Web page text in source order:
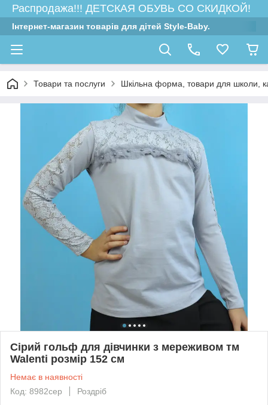
Распродажа!!! ДЕТСКАЯ ОБУВЬ СО СКИДКОЙ!
Інтернет-магазин товарів для дітей Style-Baby.
Товари та послуги Шкільна форма, товари для школи,
Сірий гольф для дівчинки з мереживом тм
Walenti розмір 152 см
Немає в наявності
Код: 8982сер
Роздріб